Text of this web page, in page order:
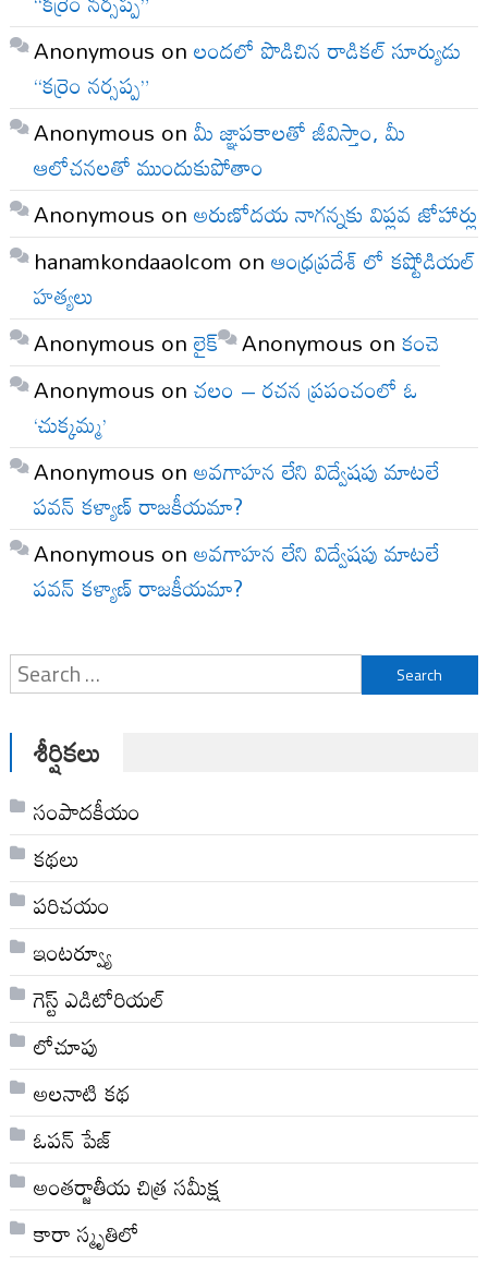
Anonymous onలందలో పొడిచిన రాడికల్ సూర్యుడు
“కర్రెం నర్సప్ప”
Anonymous onమీ జ్ఞాపకాలతో జీవిస్తాం, మీ
ఆలోచనలతో ముందుకుపోతాం
Anonymous onఅరుణోదయ నాగన్నకు విప్లవ జోహార్లు
hanamkondaaolcom onఆంధ్రప్రదేశ్ లో కష్టోడియల్
హత్యలు
Anonymous onలైక్ Anonymous onకంచె
Anonymous onచలం – రచన ప్రపంచంలో ఓ
‘చుక్కమ్మ’
Anonymous onఅవగాహన లేని విద్వేషపు మాటలే
పవన్ కళ్యాణ్ రాజకీయమా?
Anonymous onఅవగాహన లేని విద్వేషపు మాటలే
పవన్ కళ్యాణ్ రాజకీయమా?
Search
for:
శీర్షికలు
సంపాదకీయం
కథలు
పరిచయం
ఇంటర్వ్యూ
గెస్ట్ ఎడిటోరియల్
లోచూపు
అల‌నాటి క‌థ‌
ఓపన్ పేజ్
అంతర్జాతీయ చిత్ర సమీక్ష
కారా స్మృతిలో